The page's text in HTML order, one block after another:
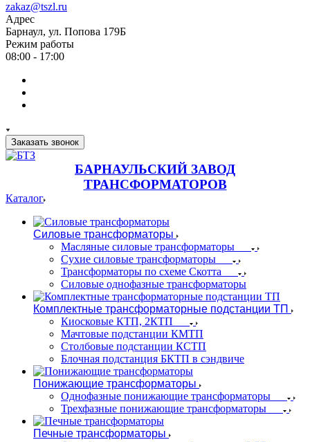
zakaz@tszl.ru
Адрес
Барнаул, ул. Попова 179Б
Режим работы
08:00 - 17:00
Заказать звонок
БАРНАУЛЬСКИЙ ЗАВОД
ТРАНСФОРМАТОРОВ
Каталог
Силовые трансформаторы
Масляные силовые трансформаторы
Сухие силовые трансформаторы
Трансформаторы по схеме Скотта
Силовые однофазные трансформаторы
Комплектные трансформаторные подстанции ТП
Киосковые КТП, 2КТП
Мачтовые подстанции КМТП
Столбовые подстанции КСТП
Блочная подстанция БКТП в сэндвиче
Понижающие трансформаторы
Однофазные понижающие трансформаторы
Трехфазные понижающие трансформаторы
Печные трансформаторы